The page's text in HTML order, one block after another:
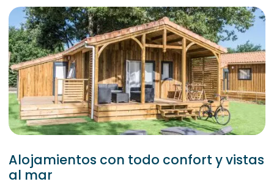
Alojamientos con todo confort y vistas
al mar